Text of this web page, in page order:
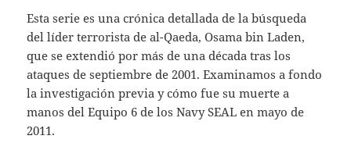
Esta serie es una crónica detallada de la búsqueda
del líder terrorista de al-Qaeda, Osama bin Laden,
que se extendió por más de una década tras los
ataques de septiembre de 2001. Examinamos a fondo
la investigación previa y cómo fue su muerte a
manos del Equipo 6 de los Navy SEAL en mayo de
2011.